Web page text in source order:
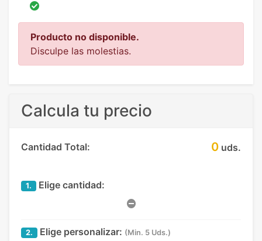
Producto no disponible.
Disculpe las molestias.
Calcula tu precio
Cantidad Total: 0 uds.
1. Elige cantidad:
2. Elige personalizar: (Min. 5 Uds.)